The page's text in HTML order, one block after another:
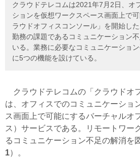
クラウドテレコムは2021年7月2日、オ
ションを仮想ワークスペース画面上で
ラウドオフィスコンソール」を開始し
勤務の課題であるコミュニケーション
いる。業務に必要なコミュニケーショ
に5つの機能を設けている。
クラウドテレコムの「クラウドオ
は、オフィスでのコミュニケーショ
ス画面上で可能にするバーチャルオ
ス）サービスである。リモートワー
るコミュニケーション不足の解消を
1）。